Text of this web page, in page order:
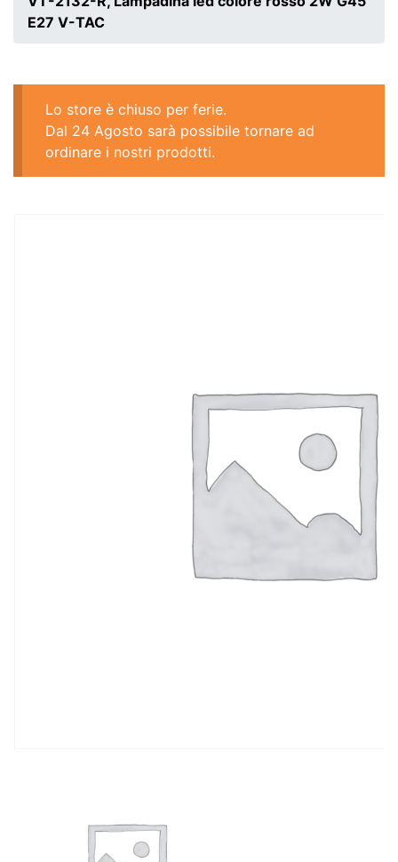
E27 V-TAC
Lo store è chiuso per ferie.
Dal 24 Agosto sarà possibile tornare ad
ordinare i nostri prodotti.